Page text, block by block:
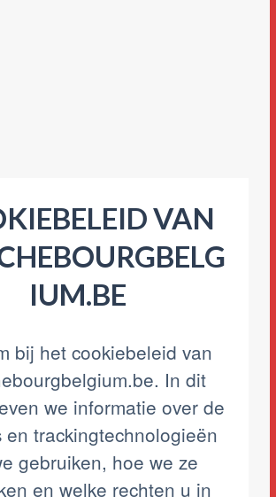
VAN
IUM.BE
bij het cookiebeleid van
In dit
we informatie over de
en trackingtechnologieën
gebruiken, hoe we ze
en welke rechten u in